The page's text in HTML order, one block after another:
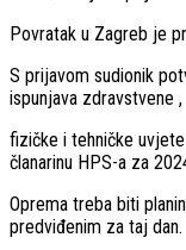
Povratak u Zagreb je
S prijavom sudionik
ispunjava zdravstvene ,
fizičke i tehničke
članarinu HPS-a za
Oprema treba biti
predviđenim za taj dan.